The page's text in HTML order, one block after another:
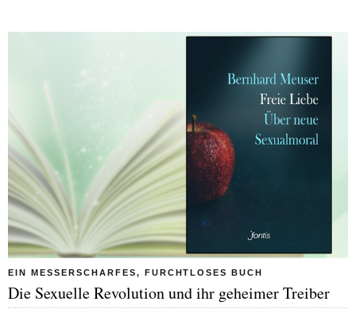
EIN MESSERSCHARFES, FURCHTLOSES BUCH
Die Sexuelle Revolution und ihr geheimer Treiber